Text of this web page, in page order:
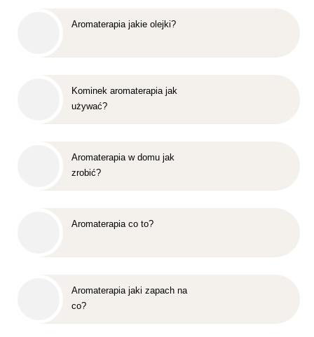
Aromaterapia jakie olejki?
Kominek aromaterapia jak
używać?
Aromaterapia w domu jak
zrobić?
Aromaterapia co to?
Aromaterapia jaki zapach na
co?